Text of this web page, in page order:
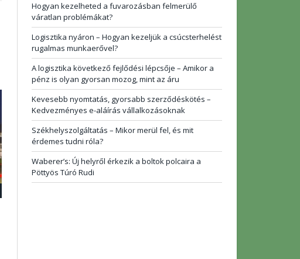
Hogyan kezelheted a fuvarozásban felmerülő
váratlan problémákat?
Logisztika nyáron – Hogyan kezeljük a csúcsterhelést
rugalmas munkaerővel?
A logisztika következő fejlődési lépcsője – Amikor a
pénz is olyan gyorsan mozog, mint az áru
Kevesebb nyomtatás, gyorsabb szerződéskötés –
Kedvezményes e-aláírás vállalkozásoknak
Székhelyszolgáltatás – Mikor merül fel, és mit
érdemes tudni róla?
Waberer’s: Új helyről érkezik a boltok polcaira a
Pöttyös Túró Rudi